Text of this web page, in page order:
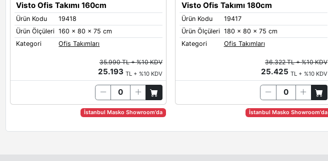
Visto Ofis Takımı 160cm
Ürün Kodu
19418
Ürün Ölçüleri 160 x 80 x 75 cm
Kategori
Ofis Takımları
35.990 TL + %10 KDV
25.193 TL + %10 KDV
İstanbul Masko Showroom'da
Visto Ofis Takımı 180cm
Ürün Kodu
19417
Ürün Ölçüleri 180 x 80 x 75 cm
Kategori
Ofis Takımları
36.322 TL + %10 KDV
25.425 TL + %10 KDV
İstanbul Masko Showroom'da